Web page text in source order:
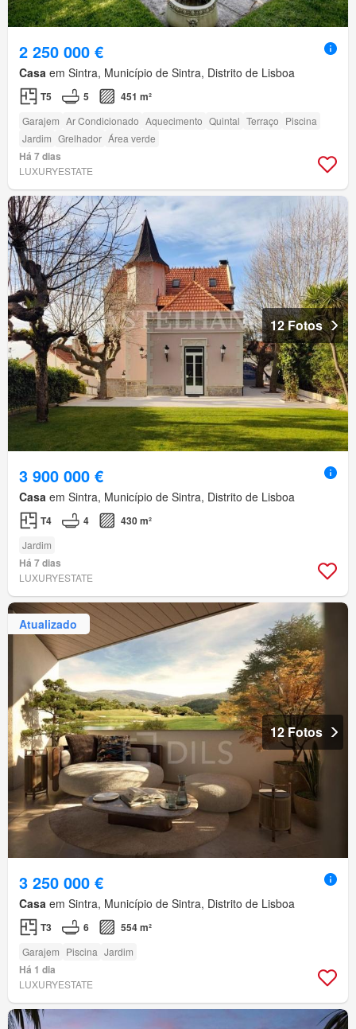
2 250 000 €
Casa em Sintra, Município de Sintra, Distrito de Lisboa
T5 5 451 m²
Garajem Ar Condicionado Aquecimento Quintal Terraço Piscina
Jardim Grelhador Área verde
Há 7 dias
LUXURYESTATE
12 Fotos
3 900 000 €
Casa em Sintra, Município de Sintra, Distrito de Lisboa
T4 4 430 m²
Jardim
Há 7 dias
LUXURYESTATE
Atualizado
12 Fotos
3 250 000 €
Casa em Sintra, Município de Sintra, Distrito de Lisboa
T3 6 554 m²
Garajem Piscina Jardim
Há 1 dia
LUXURYESTATE